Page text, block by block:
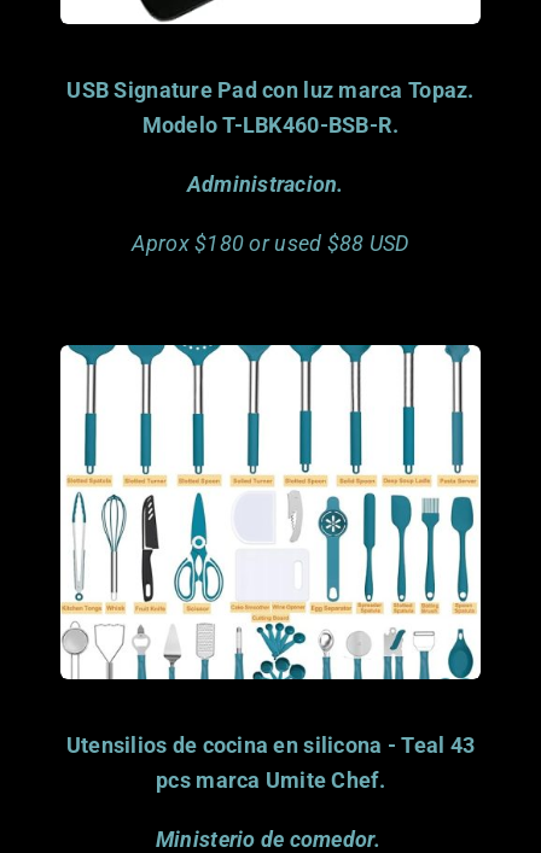
USB Signature Pad con luz marca Topaz.
Modelo T-LBK460-BSB-R.
Administracion.
Aprox $180 or used $88 USD
Porfavor considera
donar este articulo.
Gracias.
Utensilios de cocina en silicona - Teal 43
pcs marca Umite Chef.
Ministerio de comedor.